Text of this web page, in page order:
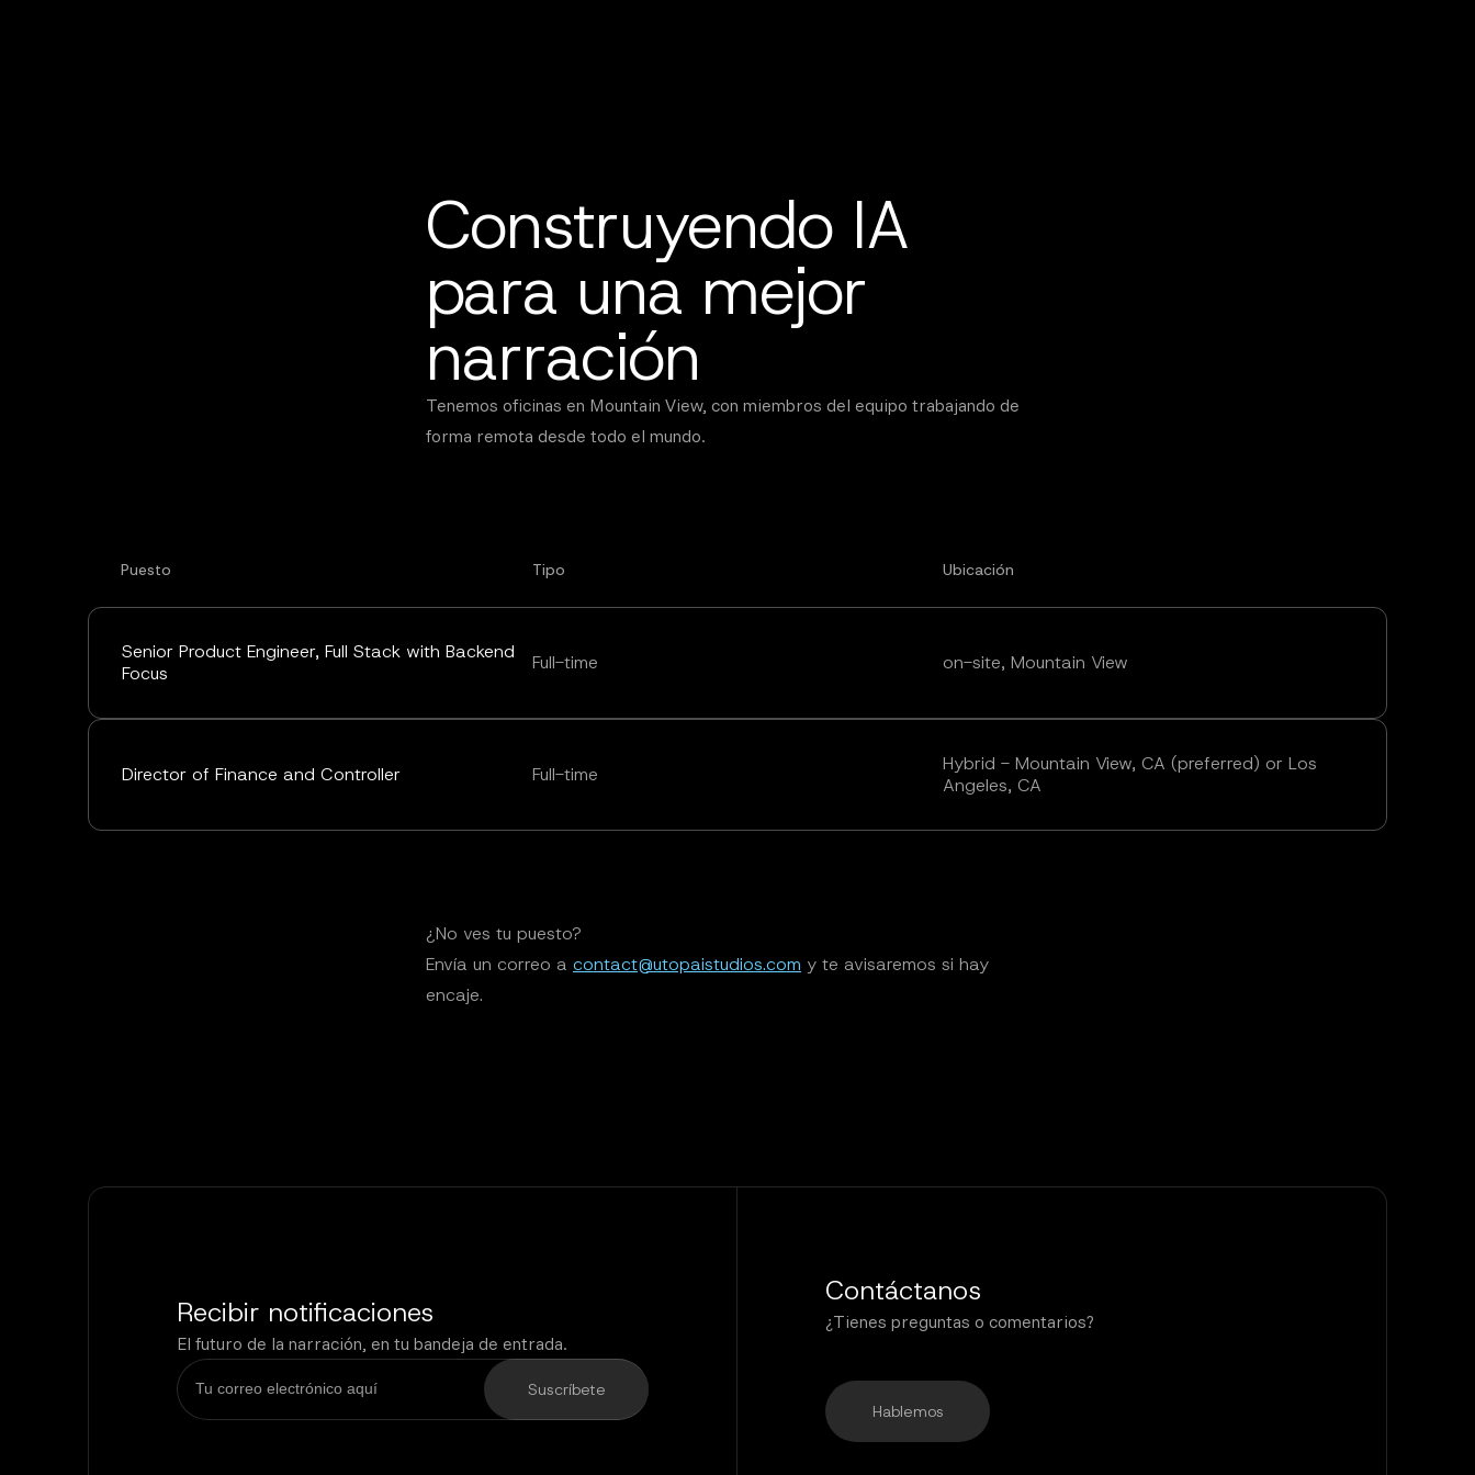
Construyendo IA
para una mejor
narración
Tenemos oficinas en Mountain View, con miembros del equipo trabajando de
forma remota desde todo el mundo.
Puesto Tipo Ubicación
Senior Product Engineer, Full Stack with Backend
Focus
Full-time on-site, Mountain View
Director of Finance and Controller Full-time
Hybrid - Mountain View, CA (preferred) or Los
Angeles, CA
¿No ves tu puesto?
Envía un correo a contact@utopaistudios.com y te avisaremos si hay
encaje.
Recibir notificaciones
El futuro de la narración, en tu bandeja de entrada.
Contáctanos
¿Tienes preguntas o comentarios?
Hablemos